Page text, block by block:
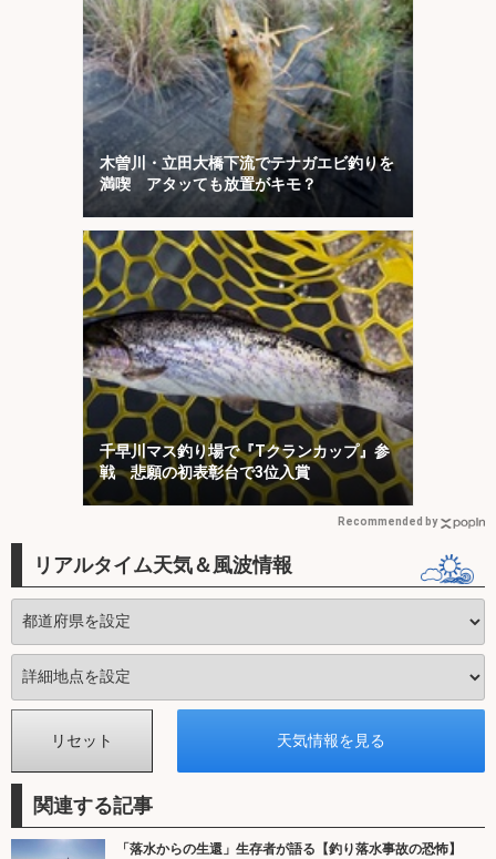
木曽川・立田大橋下流でテナガエビ釣りを
満喫 アタッても放置がキモ？
千早川マス釣り場で『Tクランカップ』参
戦 悲願の初表彰台で3位入賞
Recommended by
リアルタイム天気＆風波情報
関連する記事
「落水からの生還」生存者が語る【釣り落水事故の恐怖】